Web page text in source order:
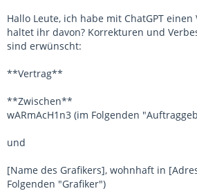
Hallo Leute, ich habe mit ChatGPT
haltet ihr davon? Korrekturen und
sind erwünscht:
**Vertrag**
**Zwischen**
wARmAcH1n3 (im Folgenden
und
[Name des Grafikers], wohnhaft in
Folgenden "Grafiker")